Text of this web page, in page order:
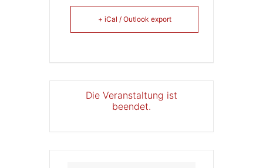
+ iCal / Outlook export
Die Veranstaltung ist
beendet.